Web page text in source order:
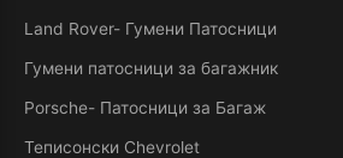
Land Rover- Гумени Патосници
Гумени патосници за багажник
Porsche- Патосници за Багаж
Теписонски Chevrolet